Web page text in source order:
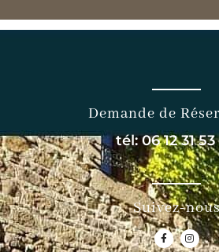
Demande de
tél: 06 12 31
Suivez-